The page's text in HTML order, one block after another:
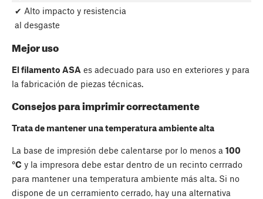
✔ Alto impacto y resistencia
al desgaste
Mejor uso
El filamento ASA es adecuado para uso en exteriores y para
la fabricación de piezas técnicas.
Consejos para imprimir correctamente
Trata de mantener una temperatura ambiente alta
La base de impresión debe calentarse por lo menos a 100
°C y la impresora debe estar dentro de un recinto cerrrado
para mantener una temperatura ambiente más alta. Si no
dispone de un cerramiento cerrado, hay una alternativa